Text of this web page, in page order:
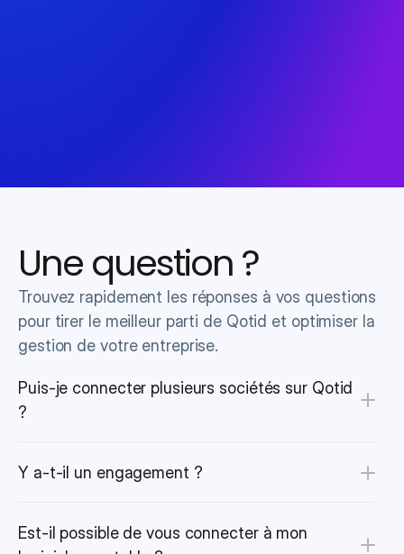
Une question ?
Trouvez rapidement les réponses à vos questions
pour tirer le meilleur parti de Qotid et optimiser la
gestion de votre entreprise.
Puis-je connecter plusieurs sociétés sur Qotid
?
Y a-t-il un engagement ?
Est-il possible de vous connecter à mon